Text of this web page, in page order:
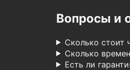
Вопросы и
Сколько стоит
Сколько
Есть ли